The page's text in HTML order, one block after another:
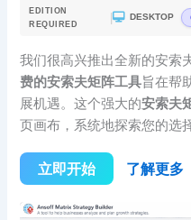
EDITION
REQUIRED
| DESKTOP
我们很高兴推出全新的安索
费的安索夫矩阵工具旨在帮
展机遇。这个强大的安索夫
页画布，系统地探索您的选
立即开始 了解更多